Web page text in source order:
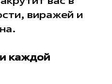
виражей и
каждой